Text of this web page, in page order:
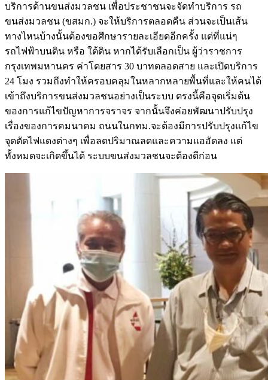
บริการด้านขนส่งมวลชน เพื่อประชาชนจะจัดทำบริการ รถ
ขนส่งมวลชน (ขสมก.) จะให้บริการตลอดคืน ส่วนจะเป็นเส้น
ทางไหนบ้างนั้นต้องขอศึกษารายละเอียดอีกครั้ง แต่ที่แน่ๆ
รถไฟฟ้าบนติน หรือ ใต้ดิน หากได้รับเลือกเป็น ผู้ว่าราชการ
กรุงเทพมหานคร ค่าโดยสาร 30 บาทตลอดสาย และเปิดบริการ
24 โมง รวมถึงทำให้ครอบคลุมในหลากหลายพื้นที่และให้คนได้
เข้าถึงบริการขนส่งมวลชนอย่างเป็นระบบ ตรงนี้คือจุดเริ่มต้น
ของการแก้ไขปัญหาการจราจร จากนั้นจึงค่อยพัฒนาปรับปรุง
เรื่องของการคมนาคม ถนนในกทม.จะต้องมีการปรับปรุงแก้ไข
จุดตัดไฟแดงต่างๆ เพื่อลดปริมาณลดและความแออัดลง แต่
ทั้งหมดจะเกิดขึ้นได้ ระบบขนส่งมวลชนจะต้องดีก่อน